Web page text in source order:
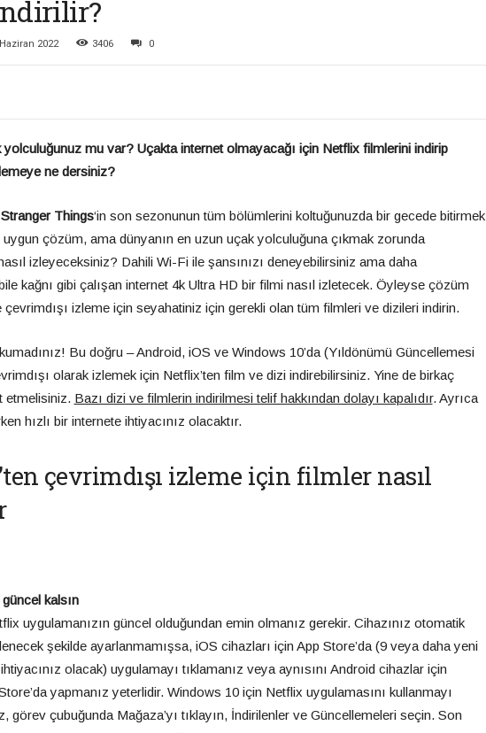
2022 3406 0
yolculuğunuz mu var? Uçakta internet olmayacağı için Netflix filmlerini indirip
ne dersiniz?
Stranger Things‘in son sezonunun tüm bölümlerini koltuğunuzda bir gecede bitirmek
çözüm, ama dünyanın en uzun uçak yolculuğuna çıkmak zorunda
izleyeceksiniz? Dahili Wi-Fi ile şansınızı deneyebilirsiniz ama daha
kağnı gibi çalışan internet 4k Ultra HD bir filmi nasıl izletecek. Öyleyse çözüm
çevrimdışı izleme için seyahatiniz için gerekli olan tüm filmleri ve dizileri indirin.
Bu doğru – Android, iOS ve Windows 10’da (Yıldönümü Güncellemesi
olarak izlemek için Netflix’ten film ve dizi indirebilirsiniz. Yine de birkaç
etmelisiniz. Bazı dizi ve filmlerin indirilmesi telif hakkından dolayı kapalıdır. Ayrıca
hızlı bir internete ihtiyacınız olacaktır.
çevrimdışı izleme için filmler nasıl
kalsın
uygulamanızın güncel olduğundan emin olmanız gerekir. Cihazınız otomatik
şekilde ayarlanmamışsa, iOS cihazları için App Store’da (9 veya daha yeni
olacak) uygulamayı tıklamanız veya aynısını Android cihazlar için
yapmanız yeterlidir. Windows 10 için Netflix uygulamasını kullanmayı
görev çubuğunda Mağaza’yı tıklayın, İndirilenler ve Güncellemeleri seçin. Son